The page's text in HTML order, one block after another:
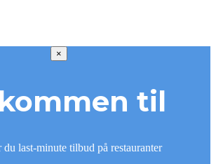
×
til
last-minute tilbud på restauranter